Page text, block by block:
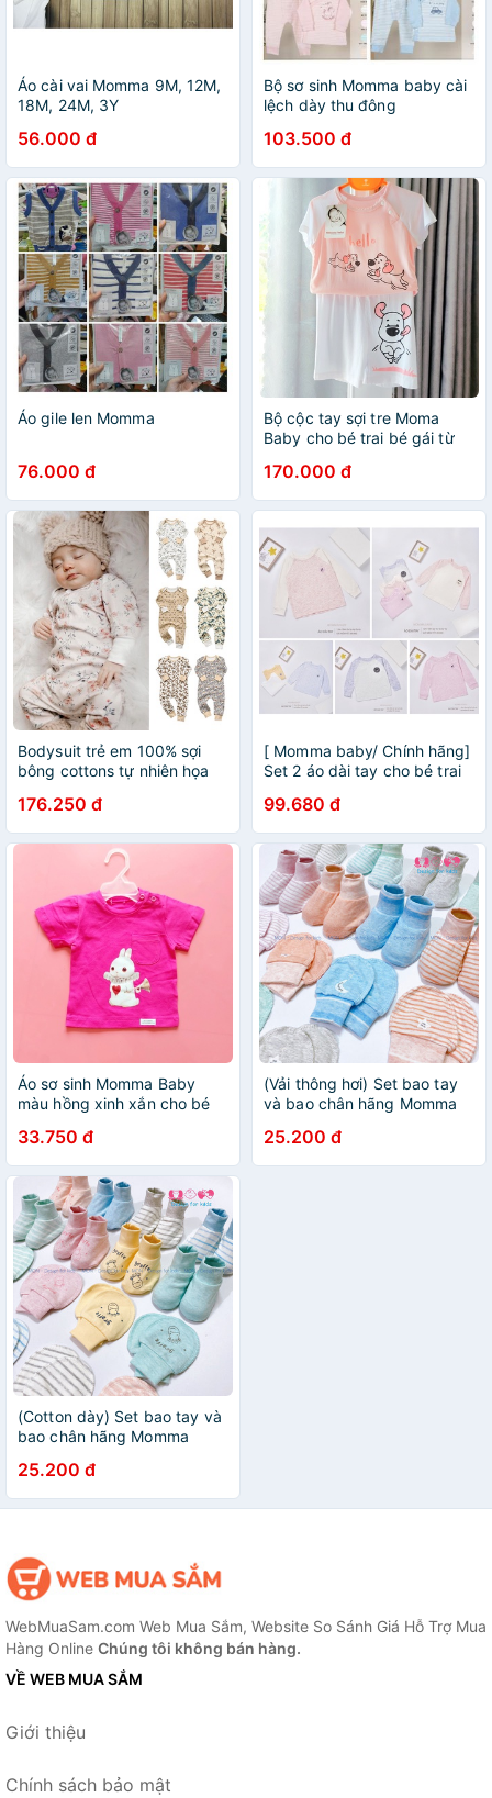
Áo cài vai Momma 9M, 12M,
18M, 24M, 3Y
56.000 đ
Bộ sơ sinh Momma baby cài
lệch dày thu đông
103.500 đ
Áo gile len Momma
76.000 đ
Bộ cộc tay sợi tre Moma
Baby cho bé trai bé gái từ
170.000 đ
Bodysuit trẻ em 100% sợi
bông cottons tự nhiên họa
176.250 đ
[ Momma baby/ Chính hãng]
Set 2 áo dài tay cho bé trai
99.680 đ
Áo sơ sinh Momma Baby
màu hồng xinh xắn cho bé
33.750 đ
(Vải thông hơi) Set bao tay
và bao chân hãng Momma
tháng tuổi)
25.200 đ
(Cotton dày) Set bao tay và
bao chân hãng Momma
tháng tuổi)
25.200 đ
WebMuaSam.com Web Mua Sắm, Website So Sánh Giá Hỗ Trợ Mua
Hàng Online Chúng tôi không bán hàng.
VỀ WEB MUA SẮM
Giới thiệu
Chính sách bảo mật